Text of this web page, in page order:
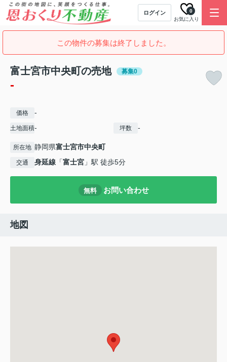
ログイン
お気に入り
0
この物件の募集は終了しました。
富士宮市中央町の売地 募集0
-
価格 -
土地面積- 坪数 -
所在地 静岡県富士宮市中央町
交通 身延線 「富士宮 」駅 徒歩5分
無料 お問い合わせ
地図